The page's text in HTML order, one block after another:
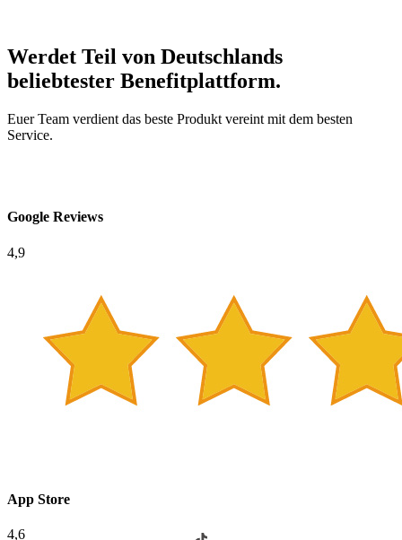
Werdet Teil von Deutschlands
beliebtester Benefitplattform.
Euer Team verdient das beste Produkt vereint mit dem besten
Service.
Google Reviews
4,9
App Store
4,6